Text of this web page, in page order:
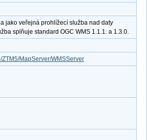
jako veřejná prohlížecí služba nad daty
splňuje standard OGC WMS 1.1.1. a 1.3.0.
MapServer/WMSServer